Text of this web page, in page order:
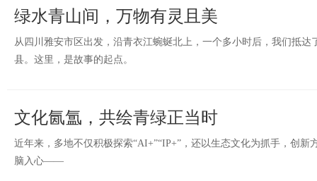
绿水青山间，万物有灵且美
从四川雅安市区出发，沿青衣江蜿蜒北上，一个多小时后，我们抵
县。这里，是故事的起点。
文化氤氲，共绘青绿正当时
近年来，多地不仅积极探索“AI+”“IP+”，还以生态文化为抓手，创新
脑入心——